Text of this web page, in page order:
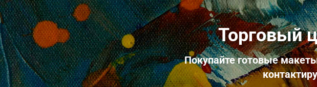
Торговый
Покупайте готовые